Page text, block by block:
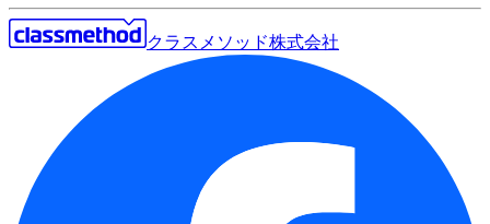
クラスメソッド株式会社